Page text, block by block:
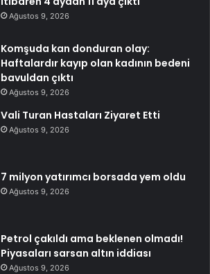
Ağustos 9, 2026
Komşuda kan donduran olay:
Haftalardır kayıp olan kadının bedeni
bavuldan çıktı
Ağustos 9, 2026
Vali Turan Hastaları Ziyaret Etti
Ağustos 9, 2026
7 milyon yatırımcı borsada yem oldu
Ağustos 9, 2026
Petrol çakıldı ama beklenen olmadı!
Piyasaları sarsan altın iddiası
Ağustos 9, 2026